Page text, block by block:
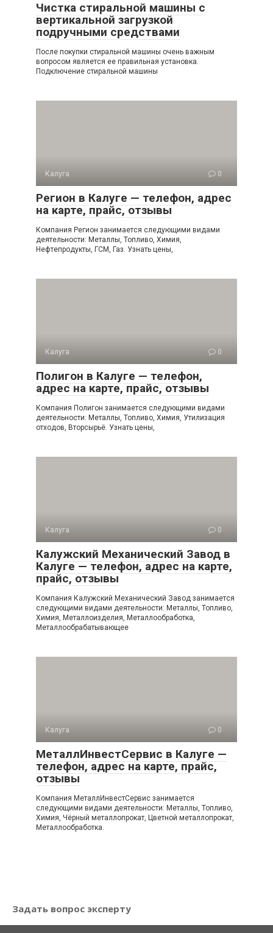
Чистка стиральной машины с
вертикальной загрузкой
подручными средствами
После покупки стиральной машины очень важным
вопросом является ее правильная установка.
Подключение стиральной машины
Калуга 0
Регион в Калуге — телефон, адрес
на карте, прайс, отзывы
Компания Регион занимается следующими видами
деятельности: Металлы, Топливо, Химия,
Нефтепродукты, ГСМ, Газ. Узнать цены,
Калуга 0
Полигон в Калуге — телефон,
адрес на карте, прайс, отзывы
Компания Полигон занимается следующими видами
деятельности: Металлы, Топливо, Химия, Утилизация
отходов, Вторсырьё. Узнать цены,
Калуга 0
Калужский Механический Завод в
Калуге — телефон, адрес на карте,
прайс, отзывы
Компания Калужский Механический Завод занимается
следующими видами деятельности: Металлы, Топливо,
Химия, Металлоизделия, Металлообработка,
Металлообрабатывающее
Калуга 0
МеталлИнвестСервис в Калуге —
телефон, адрес на карте, прайс,
отзывы
Компания МеталлИнвестСервис занимается
следующими видами деятельности: Металлы, Топливо,
Химия, Чёрный металлопрокат, Цветной металлопрокат,
Металлообработка.
Задать вопрос эксперту